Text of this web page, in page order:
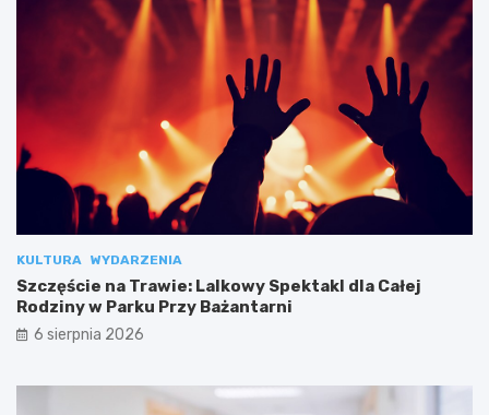
KULTURA WYDARZENIA
Szczęście na Trawie: Lalkowy Spektakl dla Całej
Rodziny w Parku Przy Bażantarni
6 sierpnia 2026